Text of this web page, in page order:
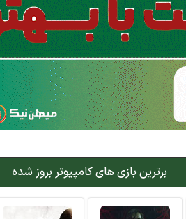
برترین بازی های کامپیوتر بروز شده